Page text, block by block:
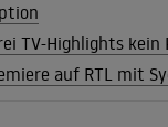
TV-Highlights kein
auf RTL mit